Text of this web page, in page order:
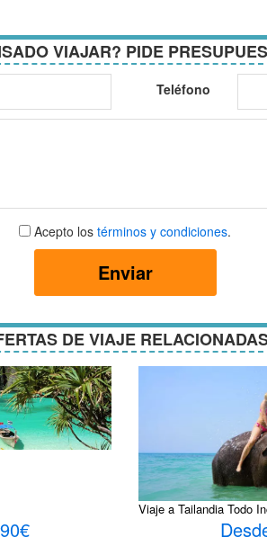
VIAJAR? PIDE
Teléfono
Aceptar
términos
Acepto los términos y condiciones.
Enviar
DE VIAJE
Viaje a Tailandia Todo